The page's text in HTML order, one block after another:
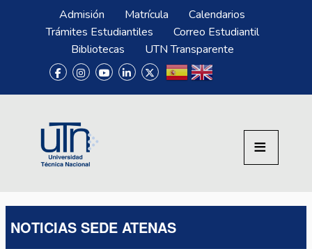
Pasar al contenido principal
Menú SuperiorAdmisión Matrícula
Calendarios
Trámites Estudiantiles
Correo Estudiantil
Bibliotecas
UTN Transparente
NOTICIAS SEDE ATENAS